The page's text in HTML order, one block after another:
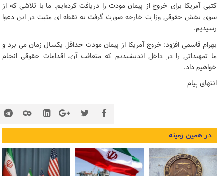
کتبی آمریکا برای خروج از پیمان مودت را دریافت کرده‌ایم. ما با تلاشی که از
سوی بخش حقوقی وزارت خارجه صورت گرفت به نقطه ای مثبت در این دعوا
رسیدیم.
بهرام قاسمی افزود: خروج آمریکا از پیمان مودت حداقل یکسال زمان می برد و
ما تمهیداتی را در داخل اندیشیدیم که متعاقب آن، اقدامات حقوقی انجام
خواهیم داد.
انتهای پیام
در همین زمینه